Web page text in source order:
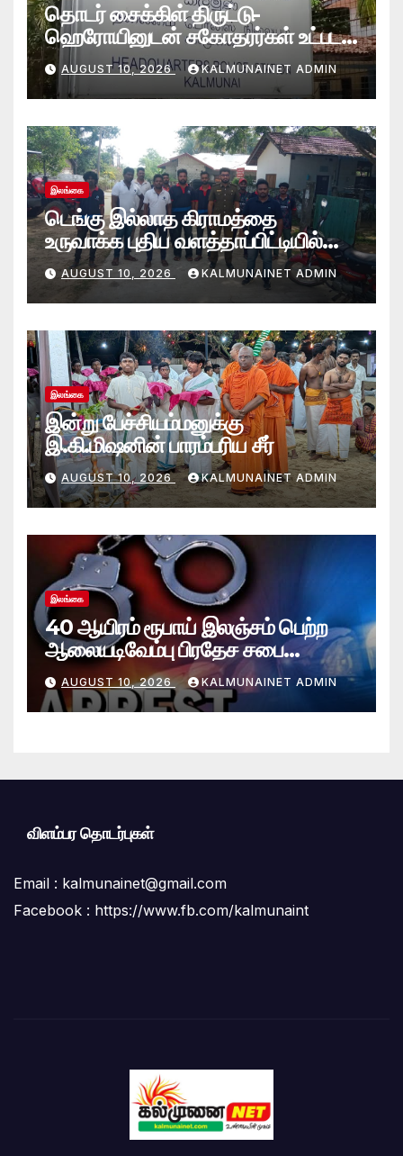
தொடர் சைக்கிள் திருட்டு-
ஹெரோயினுடன் சகோதரர்கள் உட்பட
நால்வர் கல்முனை பொலிஸாரால்
கைது
AUGUST 10, 2026 KALMUNAINET ADMIN
இலங்கை
டெங்கு இல்லாத கிராமத்தை
உருவாக்க புதிய வளத்தாப்பிட்டியில்
கூட்டுப் பணி.
AUGUST 10, 2026 KALMUNAINET ADMIN
இலங்கை
இன்று பேச்சியம்மனுக்கு
இ.கி.மிஷனின் பாரம்பரிய சீர்
AUGUST 10, 2026 KALMUNAINET ADMIN
இலங்கை
40 ஆயிரம் ரூபாய் இலஞ்சம் பெற்ற
ஆலையடிவேம்பு பிரதேச சபை
தொழில்நுட்ப உத்தியோகத்தர் கைது
AUGUST 10, 2026 KALMUNAINET ADMIN
விளம்பர தொடர்புகள்
Email : kalmunainet@gmail.com
Facebook : https://www.fb.com/kalmunaint